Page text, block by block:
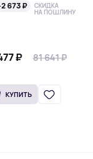
673 ₽ СКИДКА
НА ПОШЛИНУ
₽ 81 641 ₽
КУПИТЬ